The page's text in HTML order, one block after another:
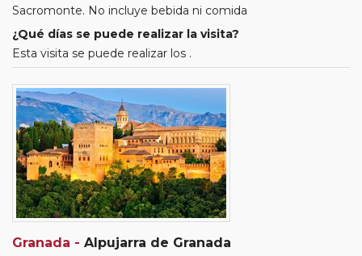
Sacromonte. No incluye bebida ni comida
¿Qué días se puede realizar la visita?
Esta visita se puede realizar los .
Granada - Alpujarra de Granada